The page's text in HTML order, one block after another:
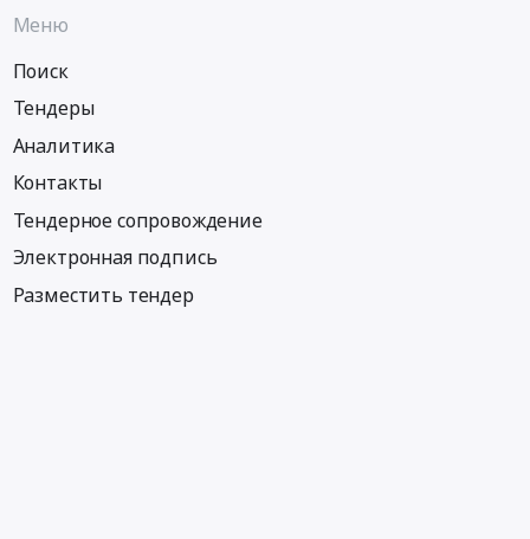
Меню
Поиск
Тендеры
Аналитика
Контакты
Тендерное сопровождение
Электронная подпись
Разместить тендер